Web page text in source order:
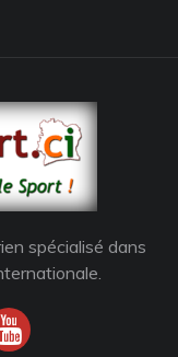
spécialisé dans